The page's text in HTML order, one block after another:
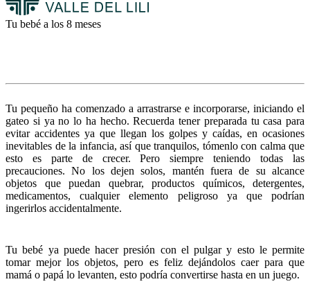
Tu bebé a los 8 meses
Tu pequeño ha comenzado a arrastrarse e incorporarse, iniciando el
gateo si ya no lo ha hecho. Recuerda tener preparada tu casa para
evitar accidentes ya que llegan los golpes y caídas, en ocasiones
inevitables de la infancia, así que tranquilos, tómenlo con calma que
esto es parte de crecer. Pero siempre teniendo todas las
precauciones. No los dejen solos, mantén fuera de su alcance
objetos que puedan quebrar, productos químicos, detergentes,
medicamentos, cualquier elemento peligroso ya que podrían
ingerirlos accidentalmente.
Tu bebé ya puede hacer presión con el pulgar y esto le permite
tomar mejor los objetos, pero es feliz dejándolos caer para que
mamá o papá lo levanten, esto podría convertirse hasta en un juego.